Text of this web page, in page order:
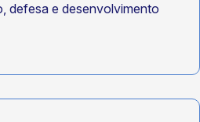
defesa e desenvolvimento